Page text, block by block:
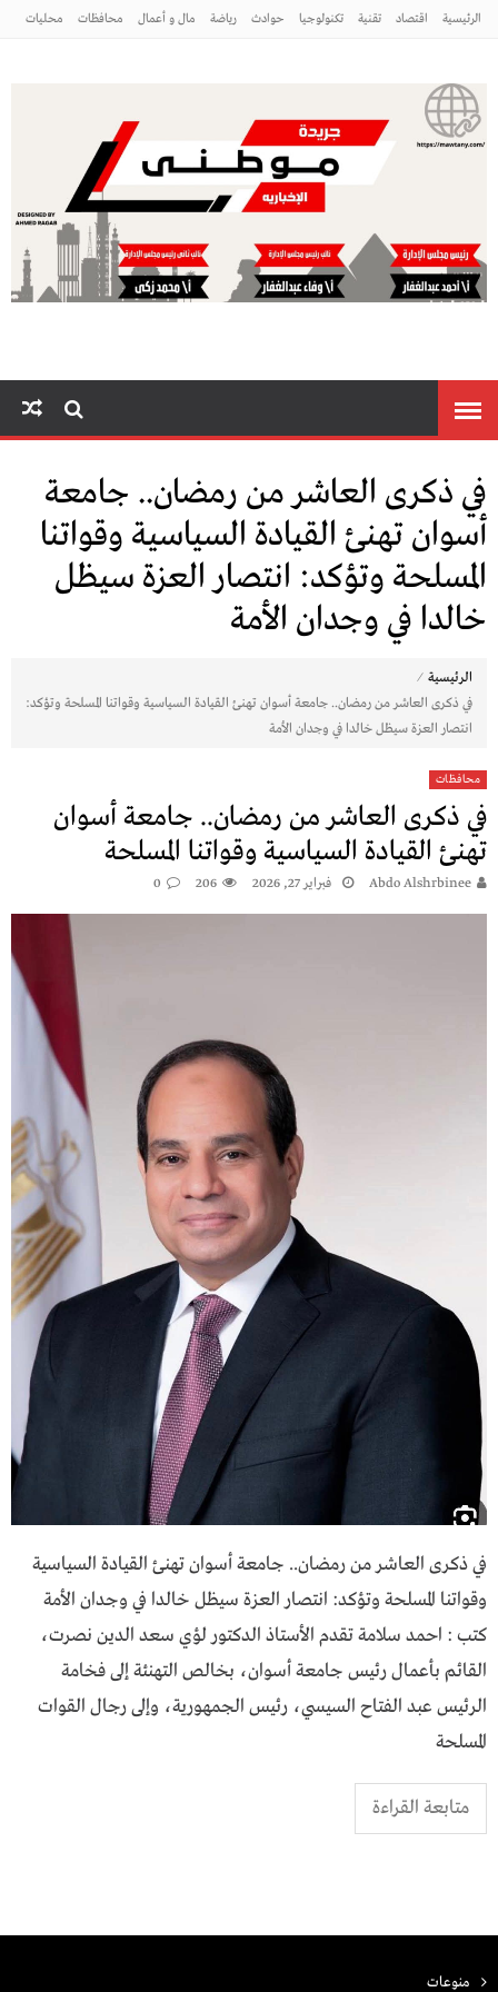
الرئيسية اقتصاد تقنية تكنولوجيا حوادث رياضة مال و أعمال محافظات محليات
في ذكرى العاشر من رمضان.. جامعة
أسوان تهنئ القيادة السياسية وقواتنا
المسلحة وتؤكد: انتصار العزة سيظل
خالدا في وجدان الأمة
الرئيسية ⁄
في ذكرى العاشر من رمضان.. جامعة أسوان تهنئ القيادة السياسية وقواتنا المسلحة وتؤكد:
انتصار العزة سيظل خالدا في وجدان الأمة
محافظات
في ذكرى العاشر من رمضان.. جامعة أسوان
تهنئ القيادة السياسية وقواتنا المسلحة
Abdo Alshrbinee فبراير 27, 2026 206
0
في ذكرى العاشر من رمضان.. جامعة أسوان تهنئ القيادة السياسية
وقواتنا المسلحة وتؤكد: انتصار العزة سيظل خالدا في وجدان الأمة
كتب : احمد سلامة تقدم الأستاذ الدكتور لؤي سعد الدين نصرت،
القائم بأعمال رئيس جامعة أسوان، بخالص التهنئة إلى فخامة
الرئيس عبد الفتاح السيسي، رئيس الجمهورية، وإلى رجال القوات
المسلحة
متابعة القراءة
منوعات